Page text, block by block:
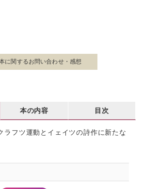
に関するお問い合わせ・感想
本の内容 目次
ラフツ運動とイェイツの詩作に新たな